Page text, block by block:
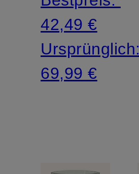
42,49 €
Ursprünglich:
69,99 €